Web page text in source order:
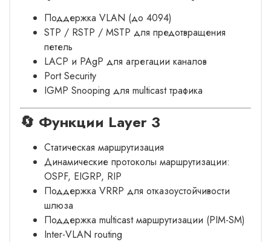
Поддержка VLAN (до 4094)
STP / RSTP / MSTP для предотвращения
петель
LACP и PAgP для агрегации каналов
Port Security
IGMP Snooping для multicast трафика
🔄 Функции Layer 3
Статическая маршрутизация
Динамические протоколы маршрутизации:
OSPF, EIGRP, RIP
Поддержка VRRP для отказоустойчивости
шлюза
Поддержка multicast маршрутизации (PIM-SM)
Inter-VLAN routing